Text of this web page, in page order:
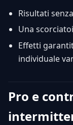
Risultati
Una
Effetti
individuale
Pro e